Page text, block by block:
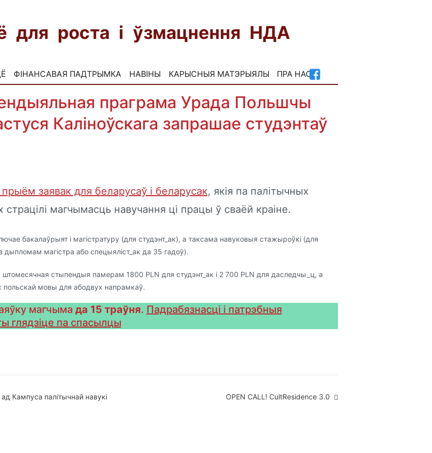
для роста і ўзмацнення НДА
ФІНАНСАВАЯ ПАДТРЫМКА НАВІНЫ КАРЫСНЫЯ МАТЭРЫЯЛЫ ПРА НАСFB
праграма Урада Польшчы
Каліноўскага запрашае студэнтаў
заявак для беларусаў і беларусак, якія па палітычных
магчымасць навучання ці працы ў сваёй краіне.
бакалаўрыят і магістратуру (для студэнт_ак), а таксама навуковыя стажыроўкі (для
дыпломам магістра або спецыяліст_ак да 35 гадоў).
стыпендыя памерам 1800 PLN для студэнт_ак і 2 700 PLN для даследчы_ц, а
польскай мовы для абодвух напрамкаў.
магчыма да 15 траўня. Падрабязнасці і патрэбныя
глядзіце па спасылцы
Кампуса палітычнай навукі OPEN CALL! CultResidence 3.0